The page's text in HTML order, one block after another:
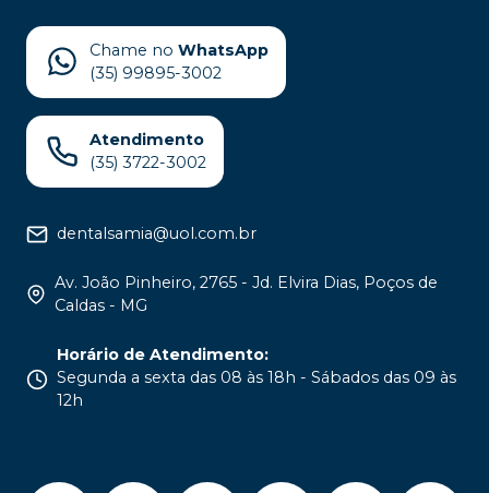
Chame no WhatsApp
(35) 99895-3002
Atendimento
(35) 3722-3002
dentalsamia@uol.com.br
Av. João Pinheiro, 2765 - Jd. Elvira Dias, Poços de
Caldas - MG
Horário de Atendimento:
Segunda a sexta das 08 às 18h - Sábados das 09 às
12h